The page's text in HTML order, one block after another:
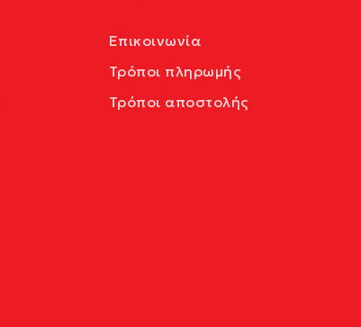
Επικοινωνία
Τρόποι πληρωμής
Τρόποι αποστολής